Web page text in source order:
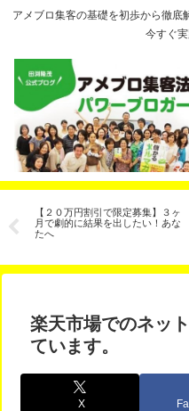
アメブロ集客の基礎を初歩から徹底
今すぐ実
【２０万円割引で限定募集】３ヶ
月で劇的に結果を出したい！あな
たへ
楽天市場でのネッ
ています。
X